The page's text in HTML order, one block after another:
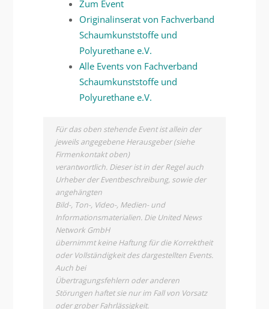
Zum Event
Originalinserat von Fachverband
Schaumkunststoffe und
Polyurethane e.V.
Alle Events von Fachverband
Schaumkunststoffe und
Polyurethane e.V.
Für das oben stehende Event ist allein der
jeweils angegebene Herausgeber (siehe
Firmenkontakt oben)
verantwortlich. Dieser ist in der Regel auch
Urheber der Eventbeschreibung, sowie der
angehängten
Bild-, Ton-, Video-, Medien- und
Informationsmaterialien. Die United News
Network GmbH
übernimmt keine Haftung für die Korrektheit
oder Vollständigkeit des dargestellten Events.
Auch bei
Übertragungsfehlern oder anderen
Störungen haftet sie nur im Fall von Vorsatz
oder grober Fahrlässigkeit.